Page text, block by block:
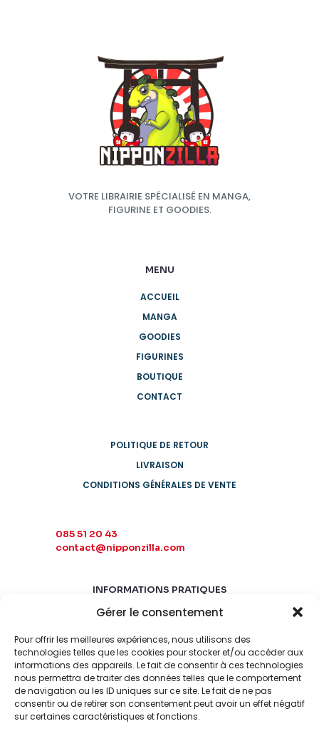
Gérer le consentement
Pour offrir les meilleures expériences, nous utilisons des
technologies telles que les cookies pour stocker et/ou accéder aux
informations des appareils. Le fait de consentir à ces technologies
nous permettra de traiter des données telles que le comportement
de navigation ou les ID uniques sur ce site. Le fait de ne pas
consentir ou de retirer son consentement peut avoir un effet négatif
sur certaines caractéristiques et fonctions.
VOTRE LIBRAIRIE SPÉCIALISÉ EN MANGA,
FIGURINE ET GOODIES.
MENU
ACCUEIL
MANGA
GOODIES
FIGURINES
BOUTIQUE
CONTACT
POLITIQUE DE RETOUR
LIVRAISON
CONDITIONS GÉNÉRALES DE VENTE
085 51 20 43
contact@nipponzilla.com
INFORMATIONS PRATIQUES
MARDI-SAMEDI
LUNDI-DIMANCHE
FERMÉ